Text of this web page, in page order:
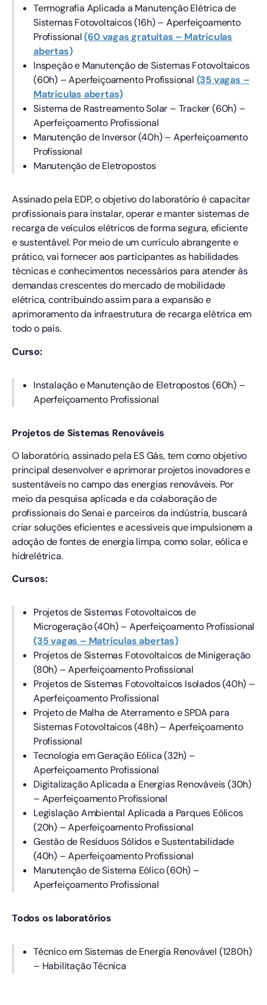
Termografia Aplicada a Manutenção Elétrica de
Sistemas Fotovoltaicos (16h) – Aperfeiçoamento
Profissional(60 vagas gratuitas – Matrículas
abertas)
Inspeção e Manutenção de Sistemas Fotovoltaicos
(60h) – Aperfeiçoamento Profissional (35 vagas –
Matrículas abertas)
Sistema de Rastreamento Solar – Tracker (60h) –
Aperfeiçoamento Profissional
Manutenção de Inversor (40h) – Aperfeiçoamento
Profissional
Manutenção de Eletropostos
Assinado pela EDP, o objetivo do laboratório é capacitar
profissionais para instalar, operar e manter sistemas de
recarga de veículos elétricos de forma segura, eficiente
e sustentável. Por meio de um currículo abrangente e
prático, vai fornecer aos participantes as habilidades
técnicas e conhecimentos necessários para atender às
demandas crescentes do mercado de mobilidade
elétrica, contribuindo assim para a expansão e
aprimoramento da infraestrutura de recarga elétrica em
todo o país.
Curso:
Instalação e Manutenção de Eletropostos (60h) –
Aperfeiçoamento Profissional
Projetos de Sistemas Renováveis
O laboratório, assinado pela ES Gás, tem como objetivo
principal desenvolver e aprimorar projetos inovadores e
sustentáveis ​​no campo das energias renováveis. Por
meio da pesquisa aplicada e da colaboração de
profissionais do Senai e parceiros da indústria, buscará
criar soluções eficientes e acessíveis que impulsionem a
adoção de fontes de energia limpa, como solar, eólica e
hidrelétrica.
Cursos:
Projetos de Sistemas Fotovoltaicos de
Microgeração (40h) – Aperfeiçoamento Profissional
(35 vagas – Matrículas abertas)
Projetos de Sistemas Fotovoltaicos de Minigeração
(80h) – Aperfeiçoamento Profissional
Projetos de Sistemas Fotovoltaicos Isolados (40h) –
Aperfeiçoamento Profissional
Projeto de Malha de Aterramento e SPDA para
Sistemas Fotovoltaicos (48h) – Aperfeiçoamento
Profissional
Tecnologia em Geração Eólica (32h) –
Aperfeiçoamento Profissional
Digitalização Aplicada a Energias Renováveis (30h)
– Aperfeiçoamento Profissional
Legislação Ambiental Aplicada a Parques Eólicos
(20h) – Aperfeiçoamento Profissional
Gestão de Resíduos Sólidos e Sustentabilidade
(40h) – Aperfeiçoamento Profissional
Manutenção de Sistema Eólico (60h) –
Aperfeiçoamento Profissional
Todos os laboratórios
Técnico em Sistemas de Energia Renovável (1280h)
– Habilitação Técnica